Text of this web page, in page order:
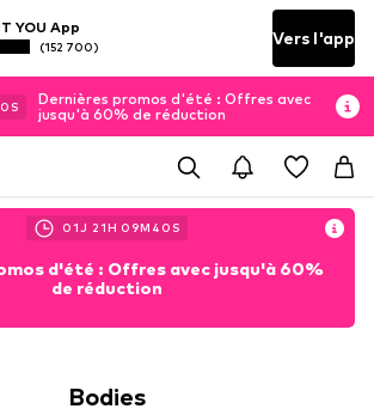
YOU App
(152 700) Vers l'app
S
Dernières promos d'été : Offres avec
jusqu'à 60% de réduction
01J 21H 09M 38 S
d'été : Offres avec jusqu'à 60%
de réduction
Bodies